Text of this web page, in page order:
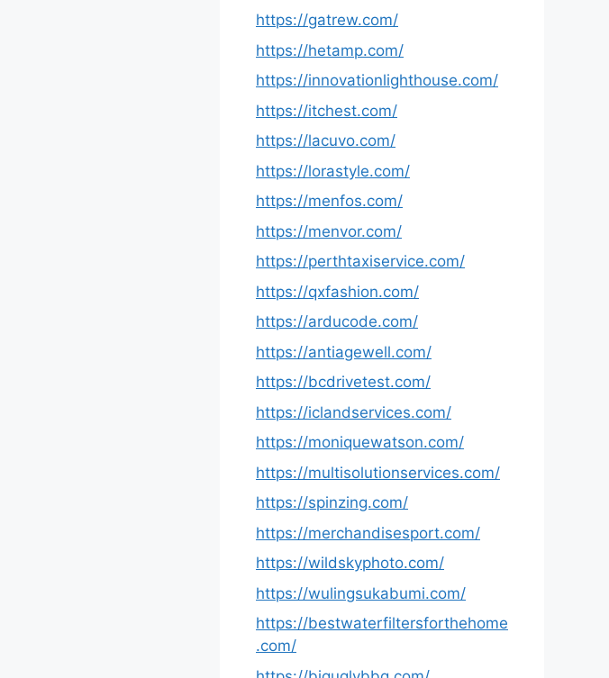
https://gatrew.com/
https://hetamp.com/
https://innovationlighthouse.com/
https://itchest.com/
https://lacuvo.com/
https://lorastyle.com/
https://menfos.com/
https://menvor.com/
https://perthtaxiservice.com/
https://qxfashion.com/
https://arducode.com/
https://antiagewell.com/
https://bcdrivetest.com/
https://iclandservices.com/
https://moniquewatson.com/
https://multisolutionservices.com/
https://spinzing.com/
https://merchandisesport.com/
https://wildskyphoto.com/
https://wulingsukabumi.com/
https://bestwaterfiltersforthehome
.com/